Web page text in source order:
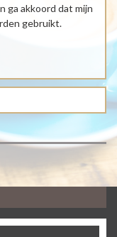
ga akkoord dat mijn
gebruikt.